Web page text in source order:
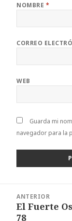
NOMBRE *
CORREO
WEB
Guarda mi
navegador para la
entradas
ANTERIOR
Entrada
anterior:
El Fuerte
78